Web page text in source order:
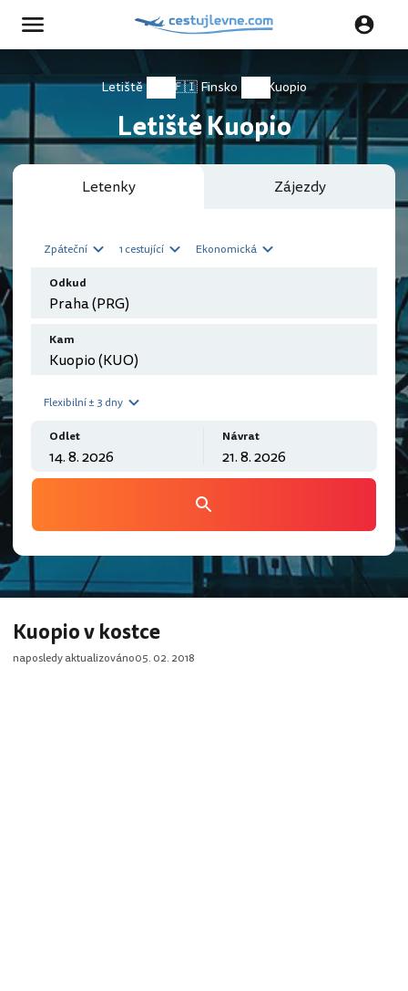
Letiště 🇫🇮 Finsko Kuopio
Letiště Kuopio
Letenky Zájezdy
Zpáteční 1 cestující Ekonomická
Odkud
Kam
Flexibilní ± 3 dny
Odlet Návrat
Kuopio v kostce
naposledy aktualizováno05. 02. 2018